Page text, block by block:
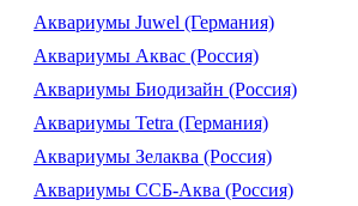
Аквариумы Juwel (Германия)
Аквариумы Аквас (Россия)
Аквариумы Биодизайн (Россия)
Аквариумы Tetra (Германия)
Аквариумы Зелаква (Россия)
Аквариумы ССБ-Аква (Россия)